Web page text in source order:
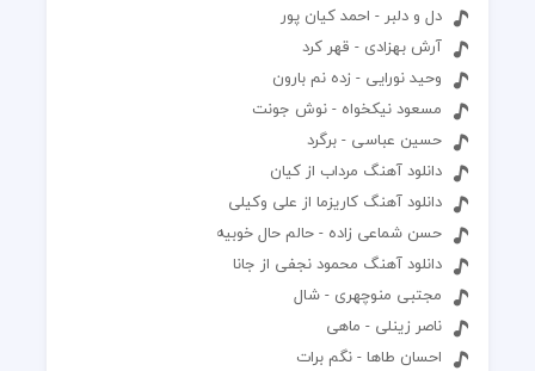
دل و دلبر - احمد کیان پور
آرش بهزادی - قهر کرد
وحید نورایی - زده نم بارون
مسعود نیکخواه - نوش جونت
حسین عباسی - برگرد
دانلود آهنگ مرداب از کیان
دانلود آهنگ کاریزما از علی وکیلی
حسن شماعی زاده - حالم حال خوبیه
دانلود آهنگ محمود نجفی از جانا
مجتبی منوچهری - شال
ناصر زینلی - ماهی
احسان طاها - نگم برات